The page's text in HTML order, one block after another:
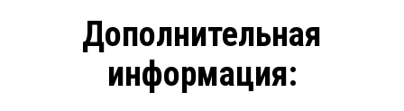
Дополнительная
информация: